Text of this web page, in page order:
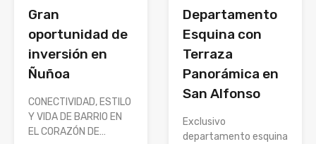
Gran
oportunidad de
inversión en
Ñuñoa
CONECTIVIDAD, ESTILO
Y VIDA DE BARRIO EN
EL CORAZÓN DE…
Departamento
Esquina con
Terraza
Panorámica en
San Alfonso
Exclusivo
departamento esquina